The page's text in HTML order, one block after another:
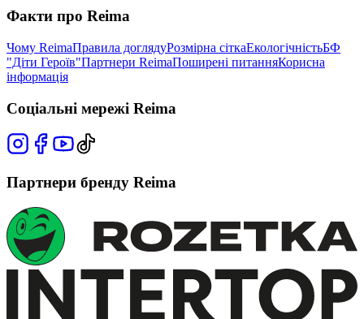
Факти про Reima
Чому ReimaПравила доглядуРозмірна сіткаЕкологічністьБФ
"Діти Героїв"Партнери ReimaПоширені питанняКорисна
інформація
Соціальні мережі Reima
Партнери бренду Reima